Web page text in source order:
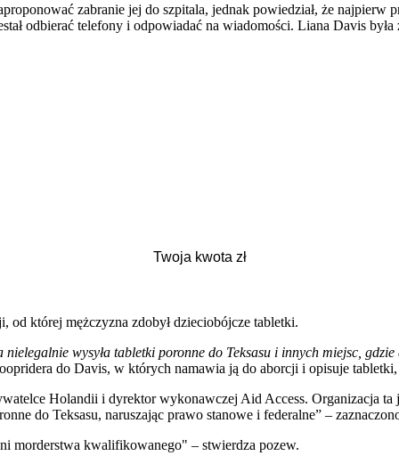
zabranie jej do szpitala, jednak powiedział, że najpierw
odbierać telefony i odpowiadać na wiadomości. Liana Davis
od której mężczyzna zdobył dzieciobójcze tabletki.
wysyła tabletki poronne do Teksasu i innych miejsc,
do Davis, w których namawia ją do aborcji i opisuje
Holandii i dyrektor wykonawczej Aid Access. Organizacja ta
do Teksasu, naruszając prawo stanowe i federalne” –
morderstwa kwalifikowanego" – stwierdza pozew.